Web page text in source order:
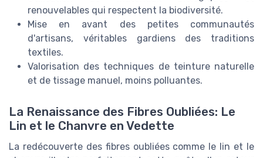
renouvelables qui respectent la biodiversité.
Mise en avant des petites communautés
d'artisans, véritables gardiens des traditions
textiles.
Valorisation des techniques de teinture naturelle
et de tissage manuel, moins polluantes.
La Renaissance des Fibres Oubliées: Le
Lin et le Chanvre en Vedette
La redécouverte des fibres oubliées comme le lin et le